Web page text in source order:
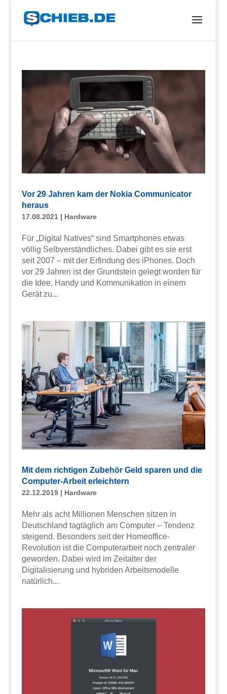
Vor 29 Jahren kam der Nokia Communicator
heraus
17.08.2021| Hardware
Für „Digital Natives“ sind Smartphones etwas
völlig Selbverständliches. Dabei gibt es sie erst
seit 2007 – mit der Erfindung des iPhones. Doch
vor 29 Jahren ist der Grundstein gelegt worden für
die Idee, Handy und Kommunikation in einem
Gerät zu...
Mit dem richtigen Zubehör Geld sparen und die
Computer-Arbeit erleichtern
22.12.2019| Hardware
Mehr als acht Millionen Menschen sitzen in
Deutschland tagtäglich am Computer – Tendenz
steigend. Besonders seit der Homeoffice-
Revolution ist die Computerarbeit noch zentraler
geworden. Dabei wird im Zeitalter der
Digitalisierung und hybriden Arbeitsmodelle
natürlich...